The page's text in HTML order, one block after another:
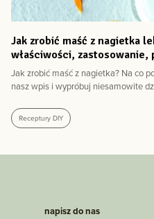
Jak zrobić maść z nagietka
właściwości, zastosowanie,
Jak zrobić maść z nagietka? Na co
nasz wpis i wypróbuj niesamowite
Receptury DIY
napisz do nas